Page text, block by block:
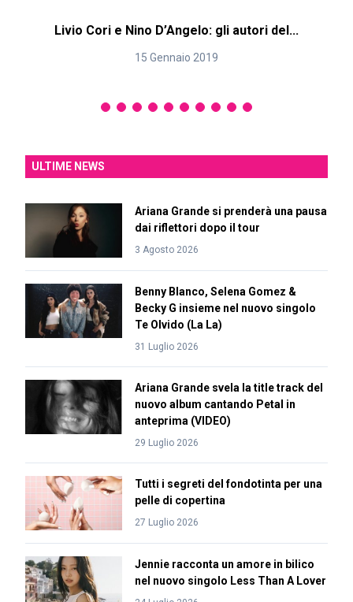
Livio Cori e Nino D’Angelo: gli autori del...
15 Gennaio 2019
ULTIME NEWS
Ariana Grande si prenderà una pausa
dai riflettori dopo il tour
3 Agosto 2026
Benny Blanco, Selena Gomez &
Becky G insieme nel nuovo singolo
Te Olvido (La La)
31 Luglio 2026
Ariana Grande svela la title track del
nuovo album cantando Petal in
anteprima (VIDEO)
29 Luglio 2026
Tutti i segreti del fondotinta per una
pelle di copertina
27 Luglio 2026
Jennie racconta un amore in bilico
nel nuovo singolo Less Than A Lover